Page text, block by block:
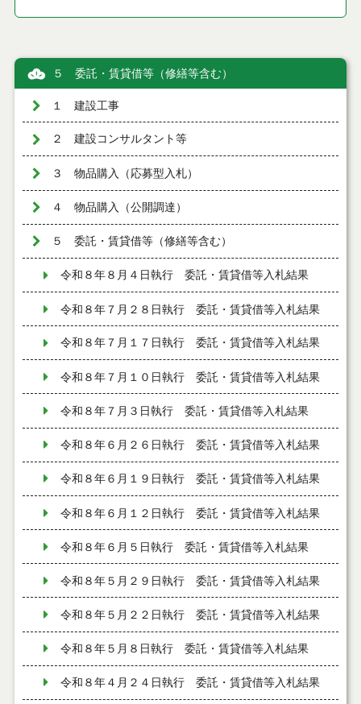
５ 委託・賃貸借等（修繕等含む）
１ 建設工事
２ 建設コンサルタント等
３ 物品購入（応募型入札）
４ 物品購入（公開調達）
５ 委託・賃貸借等（修繕等含む）
令和８年８月４日執行 委託・賃貸借等入札結果
令和８年７月２８日執行 委託・賃貸借等入札結果
令和８年７月１７日執行 委託・賃貸借等入札結果
令和８年７月１０日執行 委託・賃貸借等入札結果
令和８年７月３日執行 委託・賃貸借等入札結果
令和８年６月２６日執行 委託・賃貸借等入札結果
令和８年６月１９日執行 委託・賃貸借等入札結果
令和８年６月１２日執行 委託・賃貸借等入札結果
令和８年６月５日執行 委託・賃貸借等入札結果
令和８年５月２９日執行 委託・賃貸借等入札結果
令和８年５月２２日執行 委託・賃貸借等入札結果
令和８年５月８日執行 委託・賃貸借等入札結果
令和８年４月２４日執行 委託・賃貸借等入札結果